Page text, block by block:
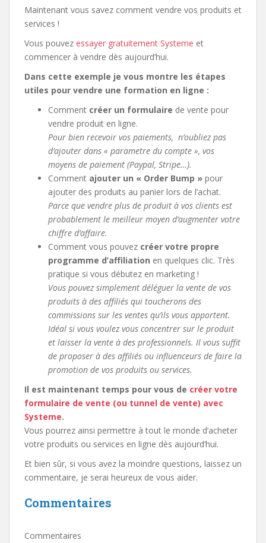
Maintenant vous savez comment vendre vos produits et
services !
Vous pouvez essayer gratuitement Systeme et
commencer à vendre dès aujourd’hui.
Dans cette exemple je vous montre les étapes
utiles pour vendre une formation en ligne :
Comment créer un formulaire de vente pour
vendre produit en ligne.
Pour bien recevoir vos paiements, n’oubliez pas
d’ajouter dans « parametre du compte », vos
moyens de paiement (Paypal, Stripe…).
Comment ajouter un « Order Bump » pour
ajouter des produits au panier lors de l’achat.
Parce que vendre plus de produit à vos clients est
probablement le meilleur moyen d’augmenter votre
chiffre d’affaire.
Comment vous pouvez créer votre propre
programme d’affiliation en quelques clic. Très
pratique si vous débutez en marketing !
Vous pouvez simplement déléguer la vente de vos
produits à des affiliés qui toucherons des
commissions sur les ventes qu’ils vous apportent.
Idéal si vous voulez vous concentrer sur le produit
et laisser la vente à des professionnels. Il vous suffit
de proposer à des affiliés ou influenceurs de faire la
promotion de vos produits ou services.
Il est maintenant temps pour vous de créer votre
formulaire de vente (ou tunnel de vente) avec
Systeme.
Vous pourrez ainsi permettre à tout le monde d’acheter
votre produits ou services en ligne dès aujourd’hui.
Et bien sûr, si vous avez la moindre questions, laissez un
commentaire, je serai heureux de vous aider.
Commentaires
Commentaires